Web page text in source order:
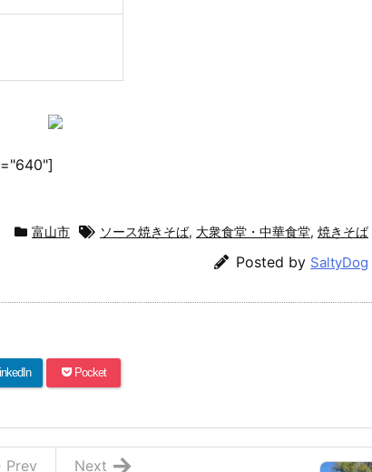
富山市 ソース焼きそば, 大衆食堂・中華食堂, 焼きそば
Posted by SaltyDog
Pocket
Next
Prev